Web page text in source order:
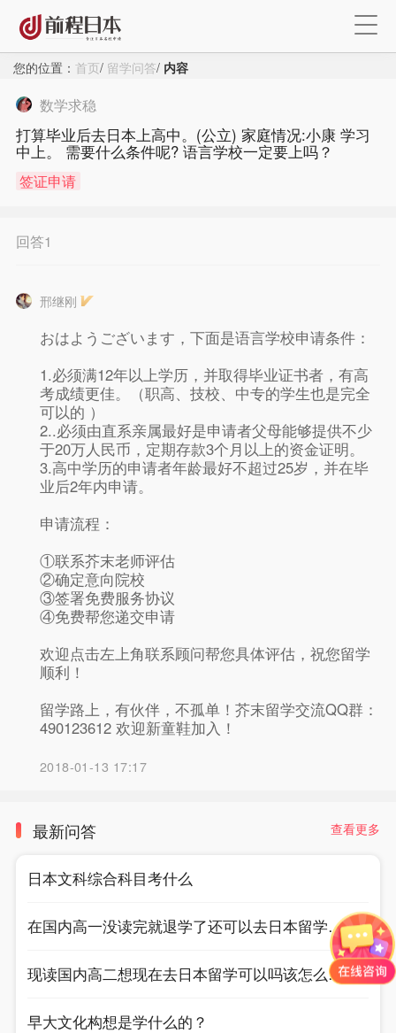
您的位置： 首页/ 留学问答/ 内容
数学求稳
打算毕业后去日本上高中。(公立) 家庭情况:小康 学习
中上。 需要什么条件呢? 语言学校一定要上吗？
签证申请
回答1
邢继刚
おはようございます，下面是语言学校申请条件：
1.必须满12年以上学历，并取得毕业证书者，有高
考成绩更佳。（职高、技校、中专的学生也是完全
可以的 ）
2..必须由直系亲属最好是申请者父母能够提供不少
于20万人民币，定期存款3个月以上的资金证明。
3.高中学历的申请者年龄最好不超过25岁，并在毕
业后2年内申请。
申请流程：
①联系芥末老师评估
②确定意向院校
③签署免费服务协议
④免费帮您递交申请
欢迎点击左上角联系顾问帮您具体评估，祝您留学
顺利！
留学路上，有伙伴，不孤单！芥末留学交流QQ群：
490123612 欢迎新童鞋加入！
2018-01-13 17:17
最新问答 查看更多
日本文科综合科目考什么
在国内高一没读完就退学了还可以去日本留学吗？
现读国内高二想现在去日本留学可以吗该怎么申请
早大文化构想是学什么的？
×
注册
√
记住密码